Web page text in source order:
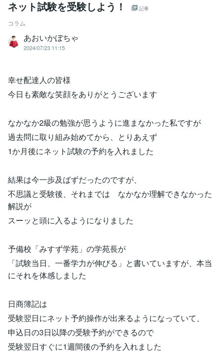
ネット試験を受験しよう！ 記事
コラム
あおいかぼちゃ
2024/07/23 11:15
幸せ配達人の皆様
今日も素敵な笑顔をありがとうございます
なかなか2級の勉強が思うように進まなかった私ですが
過去問に取り組み始めてから、とりあえず
1か月後にネット試験の予約を入れました
結果は今一歩及ばずだったのですが、
不思議と受験後、それまでは なかなか理解できなかった
解説が
スーッと頭に入るようになりました
予備校「みすず学苑」の学苑長が
「試験当日、一番学力が伸びる」と書いていますが、本当
にそれを体感しました
日商簿記は
受験翌日にネット予約操作が出来るようになっていて、
申込日の3日以降の受験予約ができるので
受験翌日すぐに1週間後の予約を入れました